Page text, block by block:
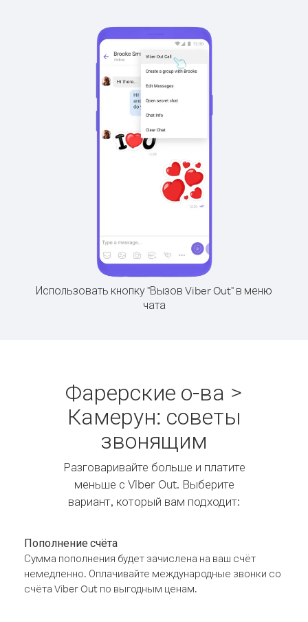
Использовать кнопку "Вызов Viber Out" в меню
чата
Фарерские о-ва >
Камерун: советы
звонящим
Разговаривайте больше и платите
меньше с Viber Out. Выберите
вариант, который вам подходит:
Пополнение счёта
Сумма пополнения будет зачислена на ваш счёт
немедленно. Оплачивайте международные звонки со
счёта Viber Out по выгодным ценам.